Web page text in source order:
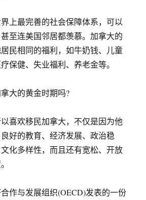
最完善的社会保障体系，可以
至连美国邻居都羡慕。加拿大的
民相同的福利，如牛奶钱、儿童
保健、失业福利、养老金等。
的黄金时期吗?
欢移民加拿大，不仅是因为他
好的教育、经济发展、政治稳
化多样性，而且还有宽松、开放
与发展组织(OECD)发表的一份